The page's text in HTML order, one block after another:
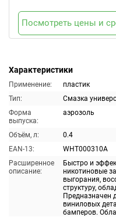
Характеристики
Применение:
пластик
Тип:
Смазка
Форма
выпуска:
аэрозоль
Объём, л:
0.4
EAN-13:
WHT000310A
Расширенное
описание:
Быстро и
никотиновые
выгорания,
структуру,
Предназначен
виниловых
бамперов.
Посмотреть цены и